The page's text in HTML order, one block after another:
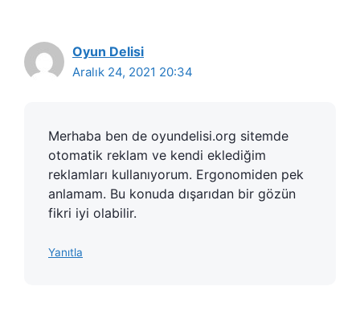
Oyun Delisi
Aralık 24, 2021 20:34
Merhaba ben de oyundelisi.org sitemde
otomatik reklam ve kendi eklediğim
reklamları kullanıyorum. Ergonomiden pek
anlamam. Bu konuda dışarıdan bir gözün
fikri iyi olabilir.
Yanıtla